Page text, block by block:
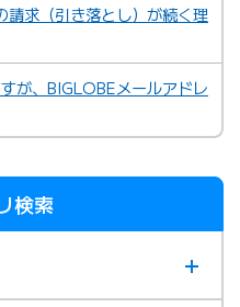
求（引き落とし）が続く理
が、BIGLOBEメールアドレ
検索